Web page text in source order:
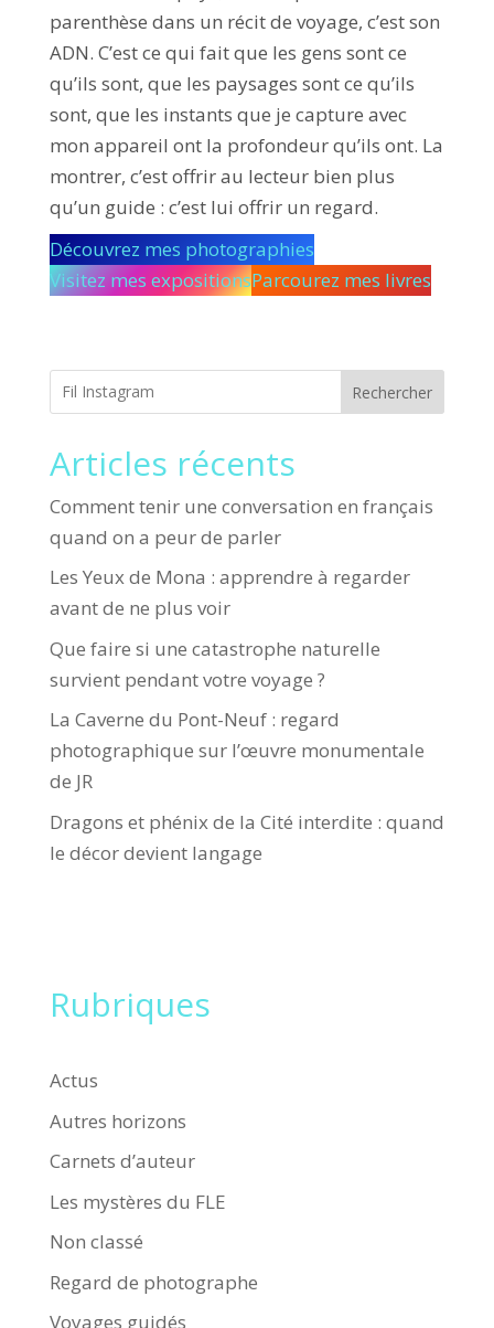
parenthèse dans un récit de voyage, c’est son
ADN. C’est ce qui fait que les gens sont ce
qu’ils sont, que les paysages sont ce qu’ils
sont, que les instants que je capture avec
mon appareil ont la profondeur qu’ils ont. La
montrer, c’est offrir au lecteur bien plus
qu’un guide : c’est lui offrir un regard.
Découvrez mes photographies
Visitez mes expositionsParcourez mes livres
Rechercher
Articles récents
Comment tenir une conversation en français
quand on a peur de parler
Les Yeux de Mona : apprendre à regarder
avant de ne plus voir
Que faire si une catastrophe naturelle
survient pendant votre voyage ?
La Caverne du Pont-Neuf : regard
photographique sur l’œuvre monumentale
de JR
Dragons et phénix de la Cité interdite : quand
le décor devient langage
Rubriques
Actus
Autres horizons
Carnets d’auteur
Les mystères du FLE
Non classé
Regard de photographe
Voyages guidés